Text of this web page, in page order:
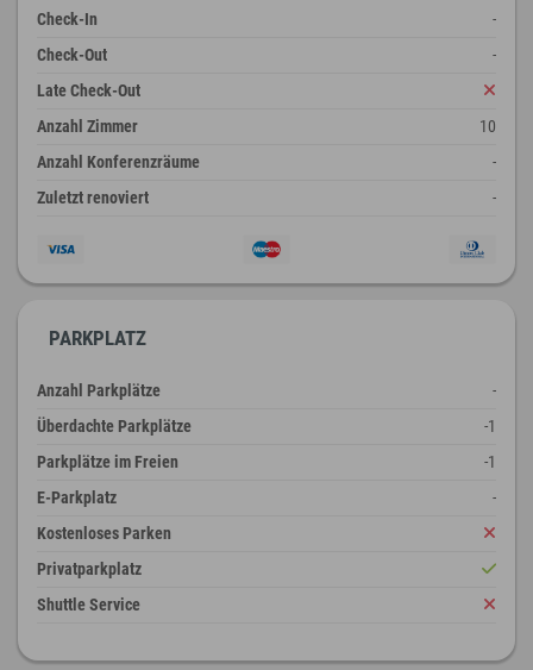
Check-In
-
Check-Out
-
Late Check-Out
Anzahl Zimmer
10
Anzahl Konferenzräume
-
Zuletzt renoviert
-
PARKPLATZ
Anzahl Parkplätze
-
Überdachte Parkplätze
-1
Parkplätze im Freien
-1
E-Parkplatz
-
Kostenloses Parken
Privatparkplatz
Shuttle Service